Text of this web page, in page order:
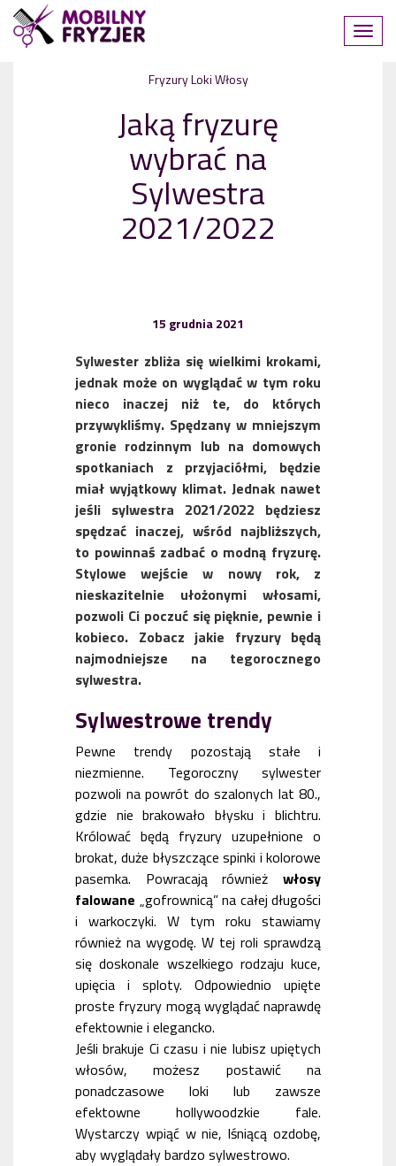
FryzuryLokiWłosy
Jaką fryzurę
wybrać na
Sylwestra
2021/2022
15 grudnia 2021
Sylwester zbliża się wielkimi krokami,
jednak może on wyglądać w tym roku
nieco inaczej niż te, do których
przywykliśmy. Spędzany w mniejszym
gronie rodzinnym lub na domowych
spotkaniach z przyjaciółmi, będzie
miał wyjątkowy klimat. Jednak nawet
jeśli sylwestra 2021/2022 będziesz
spędzać inaczej, wśród najbliższych,
to powinnaś zadbać o modną fryzurę.
Stylowe wejście w nowy rok, z
nieskazitelnie ułożonymi włosami,
pozwoli Ci poczuć się pięknie, pewnie i
kobieco. Zobacz jakie fryzury będą
najmodniejsze na tegorocznego
sylwestra.
Sylwestrowe trendy
Pewne trendy pozostają stałe i
niezmienne. Tegoroczny sylwester
pozwoli na powrót do szalonych lat 80.,
gdzie nie brakowało błysku i blichtru.
Królować będą fryzury uzupełnione o
brokat, duże błyszczące spinki i kolorowe
pasemka. Powracają również włosy
falowane „gofrownicą” na całej długości
i warkoczyki. W tym roku stawiamy
również na wygodę. W tej roli sprawdzą
się doskonale wszelkiego rodzaju kuce,
upięcia i sploty. Odpowiednio upięte
proste fryzury mogą wyglądać naprawdę
efektownie i elegancko.
Jeśli brakuje Ci czasu i nie lubisz upiętych
włosów, możesz postawić na
ponadczasowe loki lub zawsze
efektowne hollywoodzkie fale.
Wystarczy wpiąć w nie, lśniącą ozdobę,
aby wyglądały bardzo sylwestrowo.